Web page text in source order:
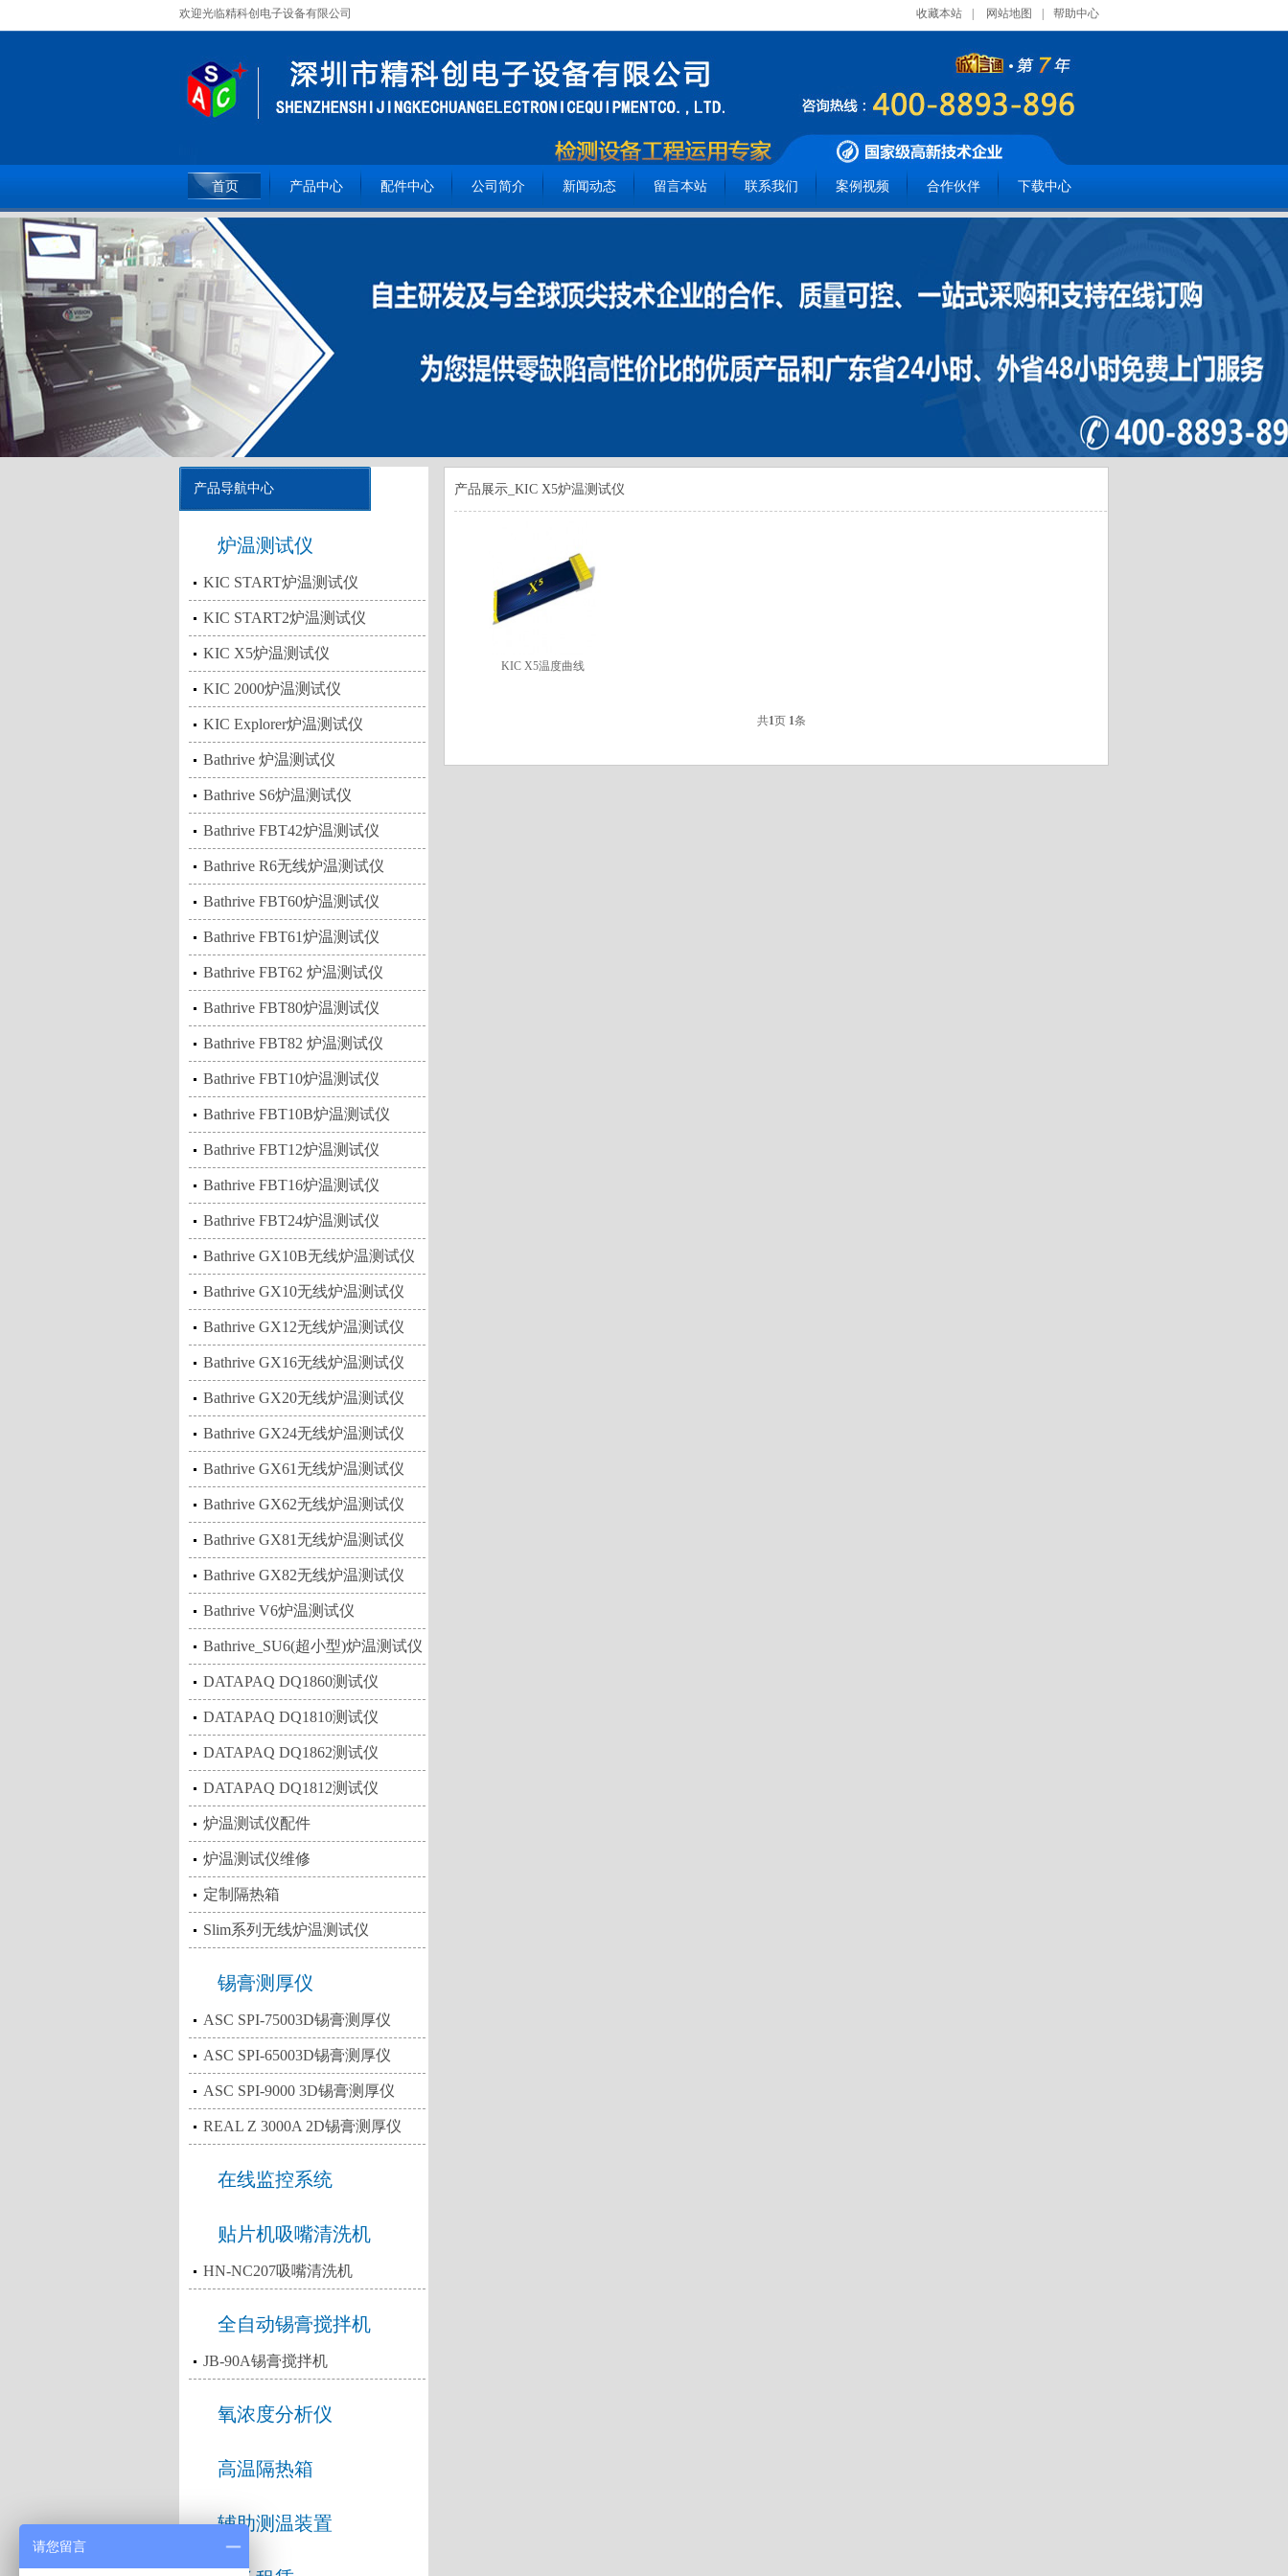
欢迎光临精科创电子设备有限公司 收藏本站 网站地图 帮助中心
全国服务热线：15362093809
首页 产品中心 配件中心 公司简介 新闻动态 留言本站 联系我们 案例视频 合作伙伴 下载中心
产品导航中心
炉温测试仪
KIC START炉温测试仪
KIC START2炉温测试仪
KIC X5炉温测试仪
KIC 2000炉温测试仪
KIC Explorer炉温测试仪
Bathrive 炉温测试仪
Bathrive S6炉温测试仪
Bathrive FBT42炉温测试仪
Bathrive R6无线炉温测试仪
Bathrive FBT60炉温测试仪
Bathrive FBT61炉温测试仪
Bathrive FBT62 炉温测试仪
Bathrive FBT80炉温测试仪
Bathrive FBT82 炉温测试仪
Bathrive FBT10炉温测试仪
Bathrive FBT10B炉温测试仪
Bathrive FBT12炉温测试仪
Bathrive FBT16炉温测试仪
Bathrive FBT24炉温测试仪
Bathrive GX10B无线炉温测试仪
Bathrive GX10无线炉温测试仪
Bathrive GX12无线炉温测试仪
Bathrive GX16无线炉温测试仪
Bathrive GX20无线炉温测试仪
Bathrive GX24无线炉温测试仪
Bathrive GX61无线炉温测试仪
Bathrive GX62无线炉温测试仪
Bathrive GX81无线炉温测试仪
Bathrive GX82无线炉温测试仪
Bathrive V6炉温测试仪
Bathrive_SU6(超小型)炉温测试仪
DATAPAQ DQ1860测试仪
DATAPAQ DQ1810测试仪
DATAPAQ DQ1862测试仪
DATAPAQ DQ1812测试仪
炉温测试仪配件
炉温测试仪维修
定制隔热箱
Slim系列无线炉温测试仪
锡膏测厚仪
ASC SPI-75003D锡膏测厚仪
ASC SPI-65003D锡膏测厚仪
ASC SPI-9000 3D锡膏测厚仪
REAL Z 3000A 2D锡膏测厚仪
在线监控系统
贴片机吸嘴清洗机
HN-NC207吸嘴清洗机
全自动锡膏搅拌机
JB-90A锡膏搅拌机
氧浓度分析仪
高温隔热箱
辅助测温装置
产品展示_KIC X5炉温测试仪
KIC X5温度曲线
共1页 1条
请您留言